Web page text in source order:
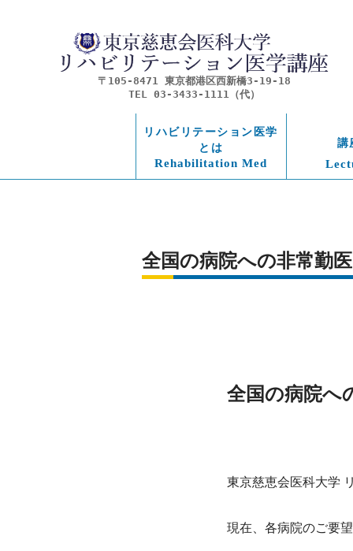
〒105-8471 東京都港区西新橋3-19-18
TEL 03-3433-1111（代）
リハビリテーション医学
とは
Rehabilitation Med
講
全国の病院への非常勤
全国の病院へ
東京慈恵会医科大学
現在、各病院のご要